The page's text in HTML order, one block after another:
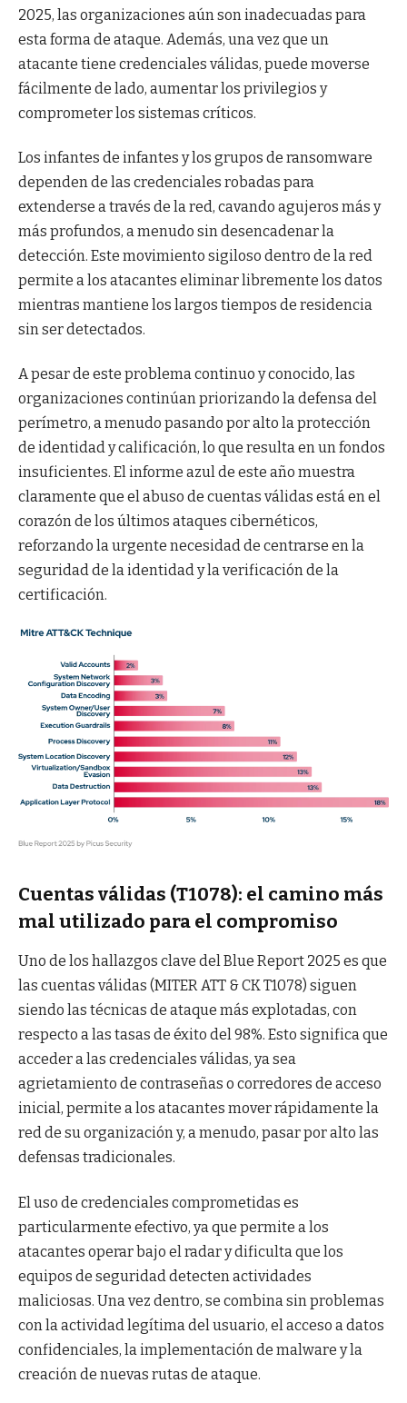
2025, las organizaciones aún son inadecuadas para
esta forma de ataque. Además, una vez que un
atacante tiene credenciales válidas, puede moverse
fácilmente de lado, aumentar los privilegios y
comprometer los sistemas críticos.
Los infantes de infantes y los grupos de ransomware
dependen de las credenciales robadas para
extenderse a través de la red, cavando agujeros más y
más profundos, a menudo sin desencadenar la
detección. Este movimiento sigiloso dentro de la red
permite a los atacantes eliminar libremente los datos
mientras mantiene los largos tiempos de residencia
sin ser detectados.
A pesar de este problema continuo y conocido, las
organizaciones continúan priorizando la defensa del
perímetro, a menudo pasando por alto la protección
de identidad y calificación, lo que resulta en un fondos
insuficientes. El informe azul de este año muestra
claramente que el abuso de cuentas válidas está en el
corazón de los últimos ataques cibernéticos,
reforzando la urgente necesidad de centrarse en la
seguridad de la identidad y la verificación de la
certificación.
Cuentas válidas (T1078): el camino más
mal utilizado para el compromiso
Uno de los hallazgos clave del Blue Report 2025 es que
las cuentas válidas (MITER ATT & CK T1078) siguen
siendo las técnicas de ataque más explotadas, con
respecto a las tasas de éxito del 98%. Esto significa que
acceder a las credenciales válidas, ya sea
agrietamiento de contraseñas o corredores de acceso
inicial, permite a los atacantes mover rápidamente la
red de su organización y, a menudo, pasar por alto las
defensas tradicionales.
El uso de credenciales comprometidas es
particularmente efectivo, ya que permite a los
atacantes operar bajo el radar y dificulta que los
equipos de seguridad detecten actividades
maliciosas. Una vez dentro, se combina sin problemas
con la actividad legítima del usuario, el acceso a datos
confidenciales, la implementación de malware y la
creación de nuevas rutas de ataque.